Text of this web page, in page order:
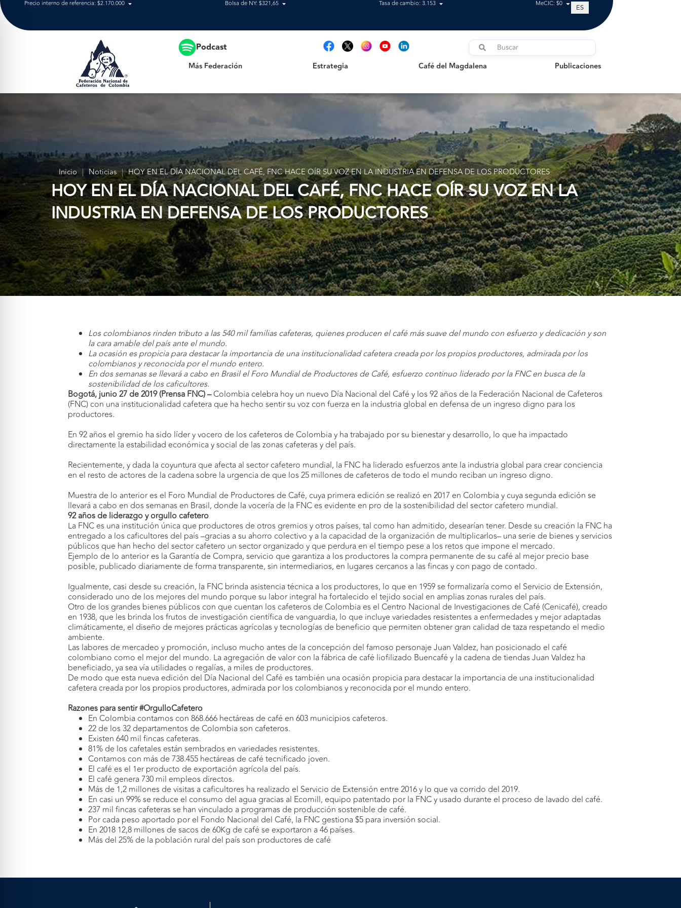
Precio interno de referencia: $2.170.000 Bolsa de NY: $321,65 Tasa de cambio: 3.153 MeCIC: $0 ES
Podcast
Más Federación Estrategia Café del Magdalena Publicaciones
Publicaciones
Inicio | Noticias | HOY EN EL DÍA NACIONAL DEL CAFÉ, FNC HACE OÍR SU VOZ EN LA INDUSTRIA EN DEFENSA DE LOS PRODUCTORES
HOY EN EL DÍA NACIONAL DEL CAFÉ, FNC HACE OÍR SU VOZ EN LA
INDUSTRIA EN DEFENSA DE LOS PRODUCTORES
Los colombianos rinden tributo a las 540 mil familias cafeteras, quienes producen el café más suave del mundo con esfuerzo y dedicación y son
la cara amable del país ante el mundo.
La ocasión es propicia para destacar la importancia de una institucionalidad cafetera creada por los propios productores, admirada por los
colombianos y reconocida por el mundo entero.
En dos semanas se llevará a cabo en Brasil el Foro Mundial de Productores de Café, esfuerzo continuo liderado por la FNC en busca de la
sostenibilidad de los caficultores.
Bogotá, junio 27 de 2019 (Prensa FNC) –Colombia celebra hoy un nuevo Día Nacional del Café y los 92 años de la Federación Nacional de Cafeteros
(FNC) con una institucionalidad cafetera que ha hecho sentir su voz con fuerza en la industria global en defensa de un ingreso digno para los
productores.
En 92 años el gremio ha sido líder y vocero de los cafeteros de Colombia y ha trabajado por su bienestar y desarrollo, lo que ha impactado
directamente la estabilidad económica y social de las zonas cafeteras y del país.
Recientemente, y dada la coyuntura que afecta al sector cafetero mundial, la FNC ha liderado esfuerzos ante la industria global para crear conciencia
en el resto de actores de la cadena sobre la urgencia de que los 25 millones de cafeteros de todo el mundo reciban un ingreso digno.
Muestra de lo anterior es el Foro Mundial de Productores de Café, cuya primera edición se realizó en 2017 en Colombia y cuya segunda edición se
llevará a cabo en dos semanas en Brasil, donde la vocería de la FNC es evidente en pro de la sostenibilidad del sector cafetero mundial.
92 años de liderazgo y orgullo cafetero
La FNC es una institución única que productores de otros gremios y otros países, tal como han admitido, desearían tener. Desde su creación la FNC ha
entregado a los caficultores del país –gracias a su ahorro colectivo y a la capacidad de la organización de multiplicarlos– una serie de bienes y servicios
públicos que han hecho del sector cafetero un sector organizado y que perdura en el tiempo pese a los retos que impone el mercado.
Ejemplo de lo anterior es la Garantía de Compra, servicio que garantiza a los productores la compra permanente de su café al mejor precio base
posible, publicado diariamente de forma transparente, sin intermediarios, en lugares cercanos a las fincas y con pago de contado.
Igualmente, casi desde su creación, la FNC brinda asistencia técnica a los productores, lo que en 1959 se formalizaría como el Servicio de Extensión,
considerado uno de los mejores del mundo porque su labor integral ha fortalecido el tejido social en amplias zonas rurales del país.
Otro de los grandes bienes públicos con que cuentan los cafeteros de Colombia es el Centro Nacional de Investigaciones de Café (Cenicafé), creado
en 1938, que les brinda los frutos de investigación científica de vanguardia, lo que incluye variedades resistentes a enfermedades y mejor adaptadas
climáticamente, el diseño de mejores prácticas agrícolas y tecnologías de beneficio que permiten obtener gran calidad de taza respetando el medio
ambiente.
Las labores de mercadeo y promoción, incluso mucho antes de la concepción del famoso personaje Juan Valdez, han posicionado el café
colombiano como el mejor del mundo. La agregación de valor con la fábrica de café liofilizado Buencafé y la cadena de tiendas Juan Valdez ha
beneficiado, ya sea vía utilidades o regalías, a miles de productores.
De modo que esta nueva edición del Día Nacional del Café es también una ocasión propicia para destacar la importancia de una institucionalidad
cafetera creada por los propios productores, admirada por los colombianos y reconocida por el mundo entero.
Razones para sentir #OrgulloCafetero
En Colombia contamos con 868.666 hectáreas de café en 603 municipios cafeteros.
22 de los 32 departamentos de Colombia son cafeteros.
Existen 640 mil fincas cafeteras.
81% de los cafetales están sembrados en variedades resistentes.
Contamos con más de 738.455 hectáreas de café tecnificado joven.
El café es el 1er producto de exportación agrícola del país.
El café genera 730 mil empleos directos.
Más de 1,2 millones de visitas a caficultores ha realizado el Servicio de Extensión entre 2016 y lo que va corrido del 2019.
En casi un 99% se reduce el consumo del agua gracias al Ecomill, equipo patentado por la FNC y usado durante el proceso de lavado del café.
237 mil fincas cafeteras se han vinculado a programas de producción sostenible de café.
Por cada peso aportado por el Fondo Nacional del Café, la FNC gestiona $5 para inversión social.
En 2018 12,8 millones de sacos de 60Kg de café se exportaron a 46 países.
Más del 25% de la población rural del país son productores de café